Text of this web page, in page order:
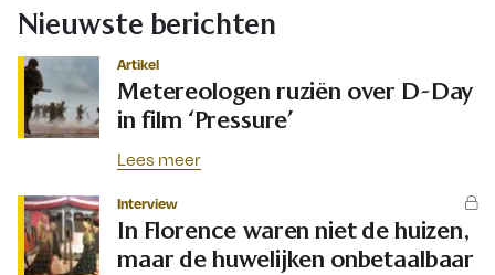
Nieuwste berichten
Artikel
Metereologen ruziën over D-Day
in film ‘Pressure’
Lees meer
Interview
In Florence waren niet de huizen,
maar de huwelijken onbetaalbaar